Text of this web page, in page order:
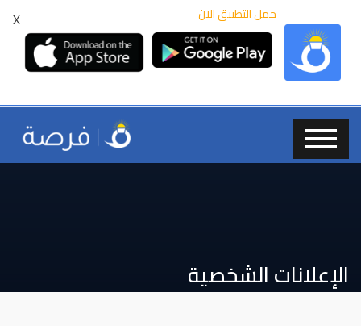
X حمل التطبيق الان
الإعلانات الشخصية